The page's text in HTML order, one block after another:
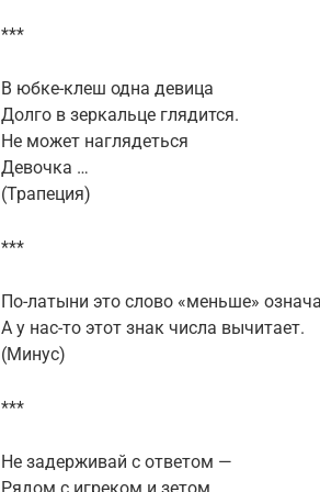
***
В юбке-клеш одна девица
Долго в зеркальце глядится.
Не может наглядеться
Девочка …
(Трапеция)
***
По-латыни это слово «меньше»
А у нас-то этот знак числа вычитает.
(Минус)
***
Не задерживай с ответом —